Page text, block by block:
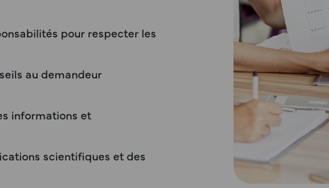
pour respecter les
au demandeur
informations et
scientifiques et des